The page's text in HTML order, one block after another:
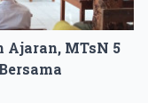
Ajaran, MTsN 5